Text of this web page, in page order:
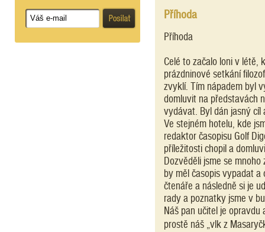
Příhoda
Příhoda
Celé to začalo loni v létě,
prázdninové setkání
zvyklí. Tím nápadem byl
domluvit na představách
vydávat. Byl dán jasný cíl
Ve stejném hotelu, kde
redaktor časopisu Golf
příležitosti chopil a
Dozvěděli jsme se
by měl časopis vypadat
čtenáře a následně si je
rady a poznatky jsme v
Náš pan učitel je
prostě náš „vlk z